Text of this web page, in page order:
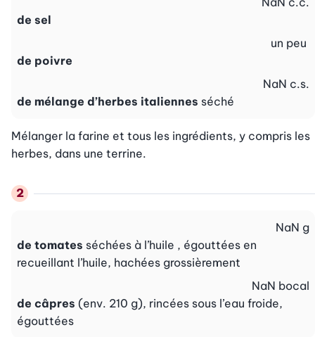
de sel
de poivre
un peu
de mélange d’herbes italiennes séché
NaN c.s.
Mélanger la farine et tous les ingrédients, y compris les
herbes, dans une terrine.
de tomates séchées à l’huile , égouttées en
recueillant l’huile, hachées grossièrement
NaN g
de câpres (env. 210 g), rincées sous l’eau froide,
égouttées
NaN bocal